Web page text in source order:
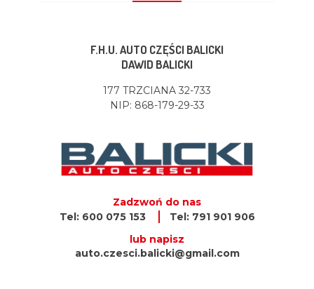
F.H.U. AUTO CZĘŚCI BALICKI
DAWID BALICKI
177 TRZCIANA 32-733
NIP: 868-179-29-33
Zadzwoń do nas
Tel: 600 075 153
Tel: 791 901 906
lub napisz
auto.czesci.balicki@gmail.com